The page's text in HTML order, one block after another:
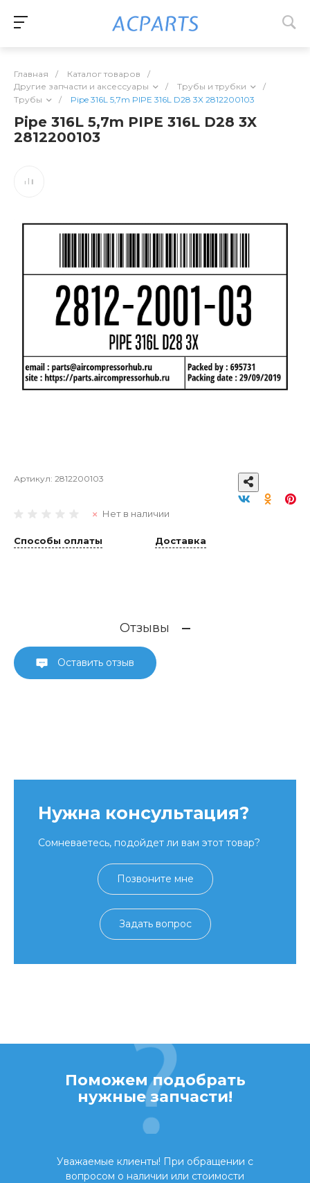
Главная / Каталог товаров
/
Другие запчасти и аксессуары
/ Трубы и трубки
/
Трубы
/ Pipe 316L 5,7m PIPE 316L D28 3X 2812200103
Pipe 316L 5,7m PIPE 316L D28 3X
2812200103
Артикул: 2812200103
Нет в наличии
Способы оплаты Доставка
Отзывы
Оставить отзыв
Нужна консультация?
Сомневаетесь, подойдет ли вам этот товар?
Позвоните мне
Задать вопрос
Поможем подобрать
нужные запчасти!
Уважаемые клиенты! При обращении с
вопросом о наличии или стоимости